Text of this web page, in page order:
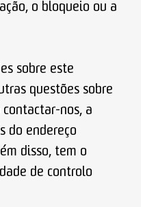
o bloqueio ou a
sobre este
questões sobre
nos, a
do endereço
disso, tem o
de controlo